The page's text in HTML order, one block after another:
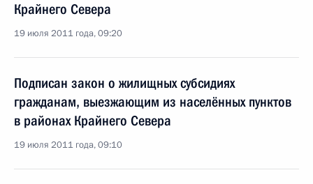
Крайнего Севера
19 июля 2011 года, 09:20
Подписан закон о жилищных субсидиях
гражданам, выезжающим из населённых пунктов
в районах Крайнего Севера
19 июля 2011 года, 09:10